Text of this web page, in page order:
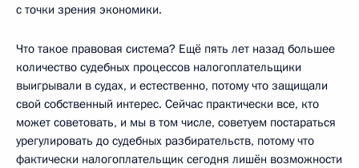
с точки зрения экономики.
Что такое правовая система? Ещё пять лет назад большее
количество судебных процессов налогоплательщики
выигрывали в судах, и естественно, потому что защищали
свой собственный интерес. Сейчас практически все, кто
может советовать, и мы в том числе, советуем постараться
урегулировать до судебных разбирательств, потому что
фактически налогоплательщик сегодня лишён возможности